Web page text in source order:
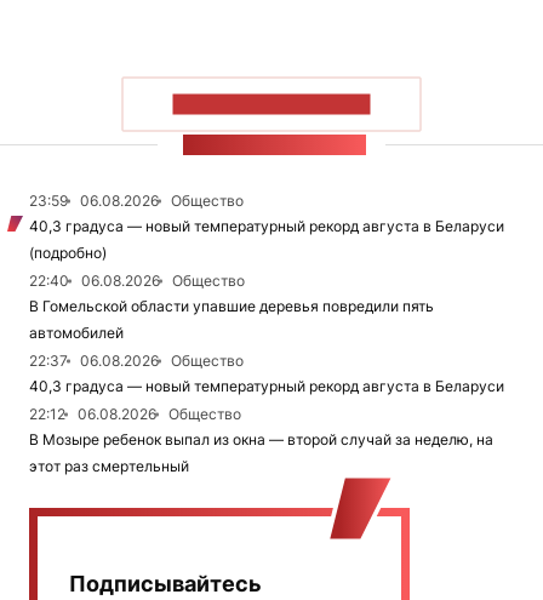
23:59 06.08.2026
Общество
40,3 градуса — новый температурный рекорд августа в Беларуси
(подробно)
22:40
06.08.2026
Общество
В Гомельской области упавшие деревья повредили пять
автомобилей
22:37
06.08.2026
Общество
40,3 градуса — новый температурный рекорд августа в Беларуси
22:12
06.08.2026
Общество
В Мозыре ребенок выпал из окна — второй случай за неделю, на
этот раз смертельный
Подписывайтесь